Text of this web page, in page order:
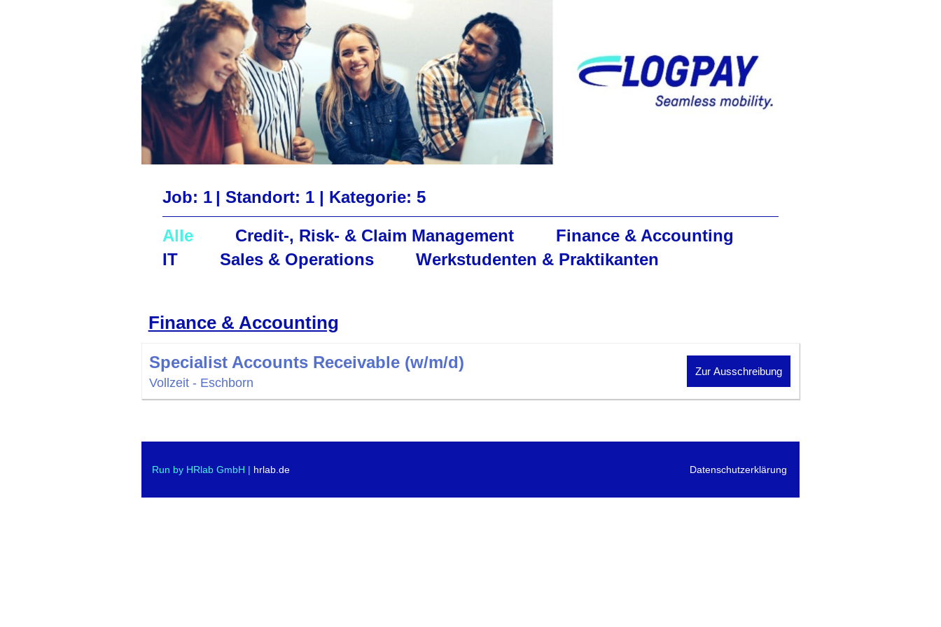
Job: 1 | Standort: 1 | Kategorie: 5
Alle Credit-, Risk- & Claim Management
Finance & Accounting
IT
Sales & Operations Werkstudenten & Praktikanten
Finance & Accounting
Specialist Accounts Receivable (w/m/d)
Vollzeit - Eschborn
Zur Ausschreibung
Run by HRlab GmbH | hrlab.de Datenschutzerklärung